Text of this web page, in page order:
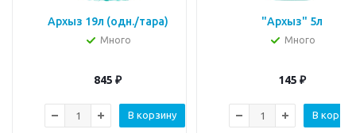
Архыз 19л (одн./тара)
Много
845 ₽
В корзину
"Архыз" 5л
Много
145 ₽
В